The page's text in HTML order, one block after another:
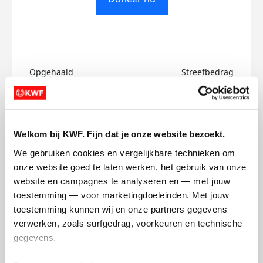
Welkom bij KWF. Fijn dat je onze website bezoekt.
We gebruiken cookies en vergelijkbare technieken om
onze website goed te laten werken, het gebruik van onze
website en campagnes te analyseren en — met jouw
toestemming — voor marketingdoeleinden. Met jouw
toestemming kunnen wij en onze partners gegevens
verwerken, zoals surfgedrag, voorkeuren en technische
gegevens.
Opgehaald
€0
Streefbedrag
€500
Bo's badges